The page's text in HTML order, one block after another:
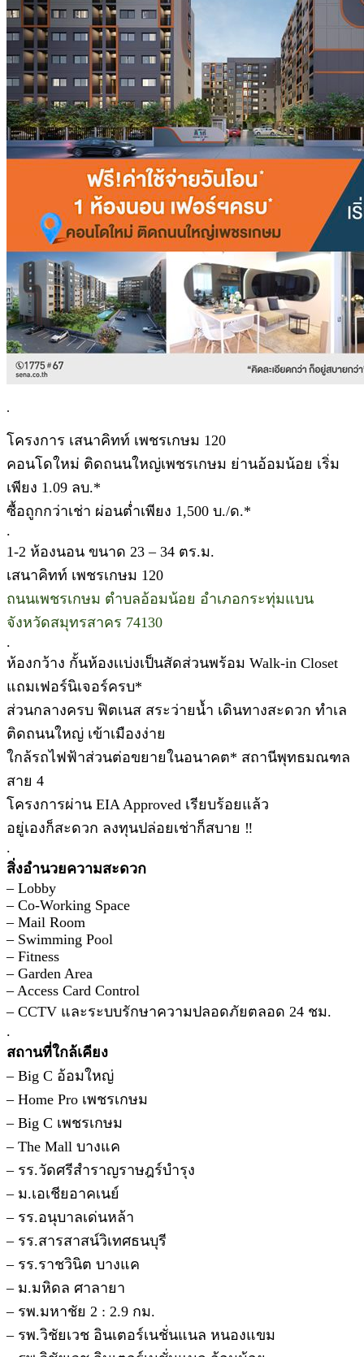
.
โครงการ เสนาคิทท์ เพชรเกษม 120
คอนโดใหม่ ติดถนนใหญ่เพชรเกษม ย่านอ้อมน้อย เริ่ม
เพียง 1.09 ลบ.*
ซื้อถูกกว่าเช่า ผ่อนต่ำเพียง 1,500 บ./ด.*
.
1-2 ห้องนอน ขนาด 23 – 34 ตร.ม.
เสนาคิทท์ เพชรเกษม 120
ถนนเพชรเกษม ตำบลอ้อมน้อย อำเภอกระทุ่มแบน
จังหวัดสมุทรสาคร 74130
.
ห้องกว้าง กั้นห้องเเบ่งเป็นสัดส่วนพร้อม Walk-in Closet
แถมเฟอร์นิเจอร์ครบ*
ส่วนกลางครบ ฟิตเนส สระว่ายน้ำ เดินทางสะดวก ทำเล
ติดถนนใหญ่ เข้าเมืองง่าย
ใกล้รถไฟฟ้าส่วนต่อขยายในอนาคต* สถานีพุทธมณฑล
สาย 4
โครงการผ่าน EIA Approved เรียบร้อยแล้ว
อยู่เองก็สะดวก ลงทุนปล่อยเช่าก็สบาย ‼
.
สิ่งอำนวยความสะดวก
– Lobby
– Co-Working Space
– Mail Room
– Swimming Pool
– Fitness
– Garden Area
– Access Card Control
– CCTV และระบบรักษาความปลอดภัยตลอด 24 ชม.
.
สถานที่ใกล้เคียง
– Big C อ้อมใหญ่
– Home Pro เพชรเกษม
– Big C เพชรเกษม
– The Mall บางแค
– รร.วัดศรีสำราญราษฎร์บำรุง
– ม.เอเชียอาคเนย์
– รร.อนุบาลเด่นหล้า
– รร.สารสาสน์วิเทศธนบุรี
– รร.ราชวินิต บางแค
– ม.มหิดล ศาลายา
– รพ.มหาชัย 2 : 2.9 กม.
– รพ.วิชัยเวช อินเตอร์เนชั่นแนล หนองแขม